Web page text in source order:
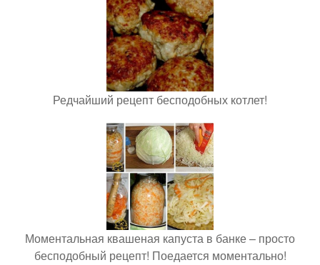
Редчайший рецепт бесподобных котлет!
Моментальная квашеная капуста в банке – просто
бесподобный рецепт! Поедается моментально!